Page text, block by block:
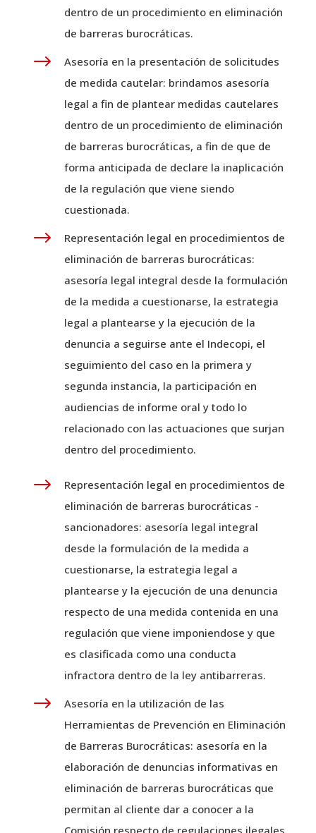
dentro de un procedimiento en eliminación
de barreras burocráticas.
$
Asesoría en la presentación de solicitudes
de medida cautelar: brindamos asesoría
legal a fin de plantear medidas cautelares
dentro de un procedimiento de eliminación
de barreras burocráticas, a fin de que de
forma anticipada de declare la inaplicación
de la regulación que viene siendo
cuestionada.
$
Representación legal en procedimientos de
eliminación de barreras burocráticas:
asesoría legal integral desde la formulación
de la medida a cuestionarse, la estrategia
legal a plantearse y la ejecución de la
denuncia a seguirse ante el Indecopi, el
seguimiento del caso en la primera y
segunda instancia, la participación en
audiencias de informe oral y todo lo
relacionado con las actuaciones que surjan
dentro del procedimiento.
$
Representación legal en procedimientos de
eliminación de barreras burocráticas -
sancionadores: asesoría legal integral
desde la formulación de la medida a
cuestionarse, la estrategia legal a
plantearse y la ejecución de una denuncia
respecto de una medida contenida en una
regulación que viene imponiendose y que
es clasificada como una conducta
infractora dentro de la ley antibarreras.
$
Asesoría en la utilización de las
Herramientas de Prevención en Eliminación
de Barreras Burocráticas: asesoría en la
elaboración de denuncias informativas en
eliminación de barreras burocráticas que
permitan al cliente dar a conocer a la
Comisión respecto de regulaciones ilegales